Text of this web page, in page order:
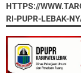
HTTPS://
RI-PUPR-LEBAK-